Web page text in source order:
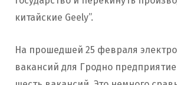
китайские Geely”.
На прошедшей 25 февраля
вакансий для Гродно предприятие